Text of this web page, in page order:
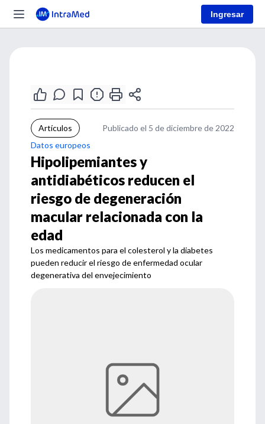
Ingresar
Artículos
Publicado el 5 de diciembre de 2022
Datos europeos
Hipolipemiantes y
antidiabéticos reducen el
riesgo de degeneración
macular relacionada con la
edad
Los medicamentos para el colesterol y la diabetes
pueden reducir el riesgo de enfermedad ocular
degenerativa del envejecimiento